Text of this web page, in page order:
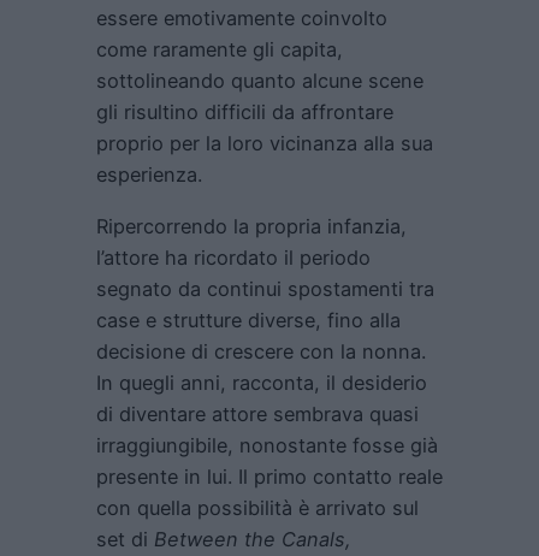
essere emotivamente coinvolto
come raramente gli capita,
sottolineando quanto alcune scene
gli risultino difficili da affrontare
proprio per la loro vicinanza alla sua
esperienza.
Ripercorrendo la propria infanzia,
l’attore ha ricordato il periodo
segnato da continui spostamenti tra
case e strutture diverse, fino alla
decisione di crescere con la nonna.
In quegli anni, racconta, il desiderio
di diventare attore sembrava quasi
irraggiungibile, nonostante fosse già
presente in lui. Il primo contatto reale
con quella possibilità è arrivato sul
set di Between the Canals,